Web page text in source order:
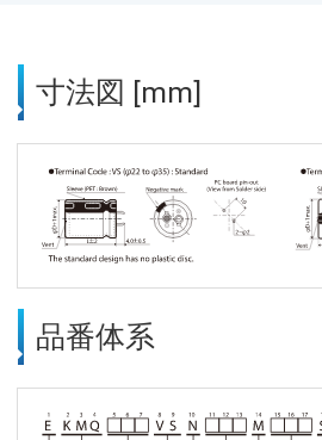
寸法図 [mm]
品番体系